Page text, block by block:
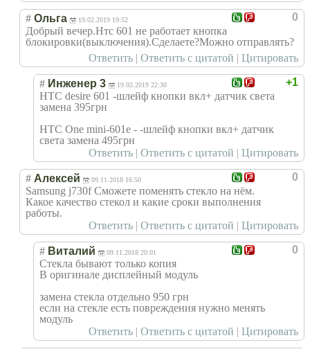
0
# Ольга 19.02.2019 19:52
Добрый вечер.Нтс 601 не работает кнопка
блокировки(выключения).Сделаете?Можно отправлять?
Ответить | Ответить с цитатой | Цитировать
+1
# Инженер 3 19.02.2019 22:30
HTC desire 601 -шлейф кнопки вкл+ датчик света
замена 395грн
HTC One mini-601e - -шлейф кнопки вкл+ датчик
света замена 495грн
Ответить | Ответить с цитатой | Цитировать
0
# Алексей 09.11.2018 16:50
Samsung j730f Сможете поменять стекло на нём.
Какое качество стекол и какие сроки выполнения
работы.
Ответить | Ответить с цитатой | Цитировать
0
# Виталий 09.11.2018 20:01
Стекла бывают только копия
В оригинале дисплейный модуль
замена стекла отдельно 950 грн
если на стекле есть повреждения нужно менять
модуль
Ответить | Ответить с цитатой | Цитировать